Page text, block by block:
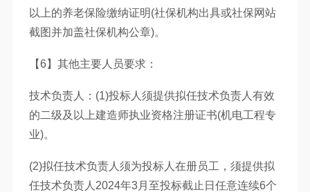
以上的养老保险缴纳证明(社保机构出具或社保网站
截图并加盖社保机构公章)。
【6】其他主要人员要求：
技术负责人：(1)投标人须提供拟任技术负责人有效
的二级及以上建造师执业资格注册证书(机电工程专
业)。
(2)拟任技术负责人须为投标人在册员工，须提供拟
任技术负责人2024年3月至投标截止日任意连续6个